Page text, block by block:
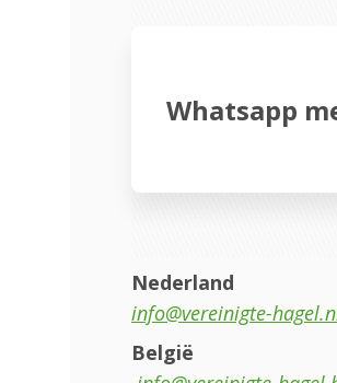
Whatsapp
Nederland
info@vereinigte-
België